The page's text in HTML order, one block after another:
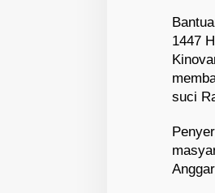
1447
suci